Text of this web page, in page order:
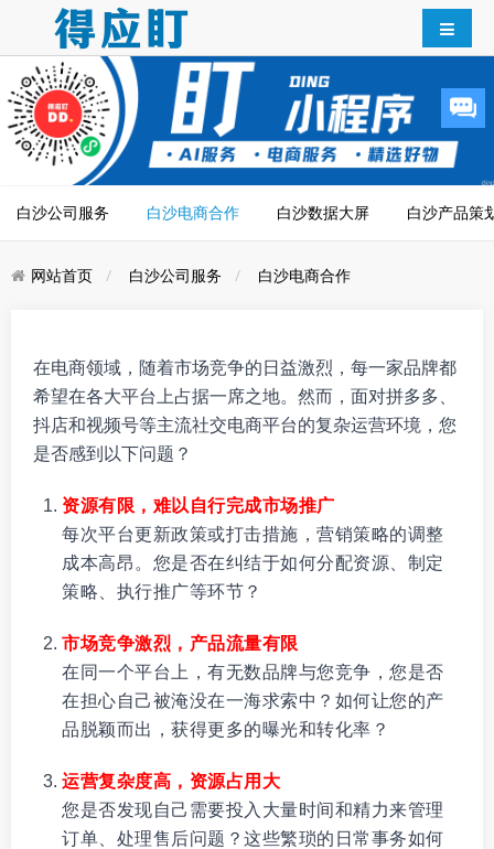
白沙公司服务 白沙电商合作 白沙数据大屏 白沙产品策
网站首页 白沙公司服务 白沙电商合作
在电商领域，随着市场竞争的日益激烈，每一家品牌都
希望在各大平台上占据一席之地。然而，面对拼多多、
抖店和视频号等主流社交电商平台的复杂运营环境，您
是否感到以下问题？
资源有限，难以自行完成市场推广
每次平台更新政策或打击措施，营销策略的调整
成本高昂。您是否在纠结于如何分配资源、制定
策略、执行推广等环节？
市场竞争激烈，产品流量有限
在同一个平台上，有无数品牌与您竞争，您是否
在担心自己被淹没在一海求索中？如何让您的产
品脱颖而出，获得更多的曝光和转化率？
运营复杂度高，资源占用大
您是否发现自己需要投入大量时间和精力来管理
订单、处理售后问题？这些繁琐的日常事务如何